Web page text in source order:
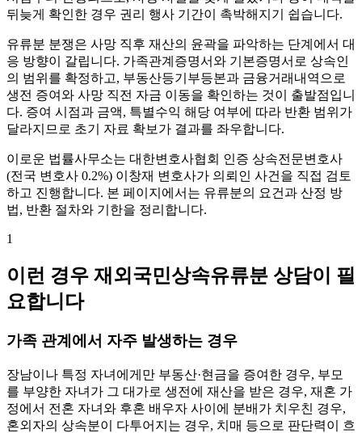
뒤늦게 확인한 경우 권리 행사 기간이 촉박해지기 쉽습니다.
유류분 분쟁은 사망 직후 재산의 윤곽을 파악하는 단계에서 대
응 방향이 갈립니다. 가족관계증명서와 기본증명서로 상속인
의 범위를 확정하고, 부동산등기부등본과 금융거래내역으로
생전 증여와 사망 직전 자금 이동을 확인하는 것이 출발점입니
다. 증여 시점과 금액, 특별수익 해당 여부에 따라 반환 범위가
달라지므로 초기 자료 확보가 결과를 좌우합니다.
이로운 법률사무소는 대한변호사협회 인증 상속전문변호사
(전국 변호사 0.2%) 이창재 변호사가 의뢰인 사건을 직접 검토
하고 진행합니다. 본 페이지에서는 유류분의 요건과 산정 방
법, 반환 절차와 기한을 정리합니다.
1
이런 경우 재외국민상속유류분 상담이 필
요합니다
가족 관계에서 자주 발생하는 경우
장남이나 특정 자녀에게만 부동산·현금을 증여한 경우, 부모
를 부양한 자녀가 그 대가로 생전에 재산을 받은 경우, 재혼 가
정에서 전혼 자녀와 후혼 배우자 사이에 분배가 치우친 경우,
혼외자의 상속분이 다투어지는 경우, 치매 등으로 판단력이 흐